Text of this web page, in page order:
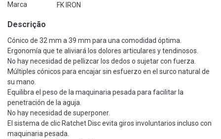
Marca FK IRON
Descrição
Cónico de 32 mm a 39 mm para una comodidad óptima.
Ergonomía que te aliviará los dolores articulares y tendinosos.
No hay necesidad de pellizcar los dedos o sujetar con fuerza.
Múltiples cónicos para encajar sin esfuerzo en el surco natural de
su mano.
Equilibra el peso de la maquinaria pesada para facilitar la
penetración de la aguja.
No hay necesidad de superponer.
El sistema de clic Ratchet Disc evita giros involuntarios incluso con
maquinaria pesada.